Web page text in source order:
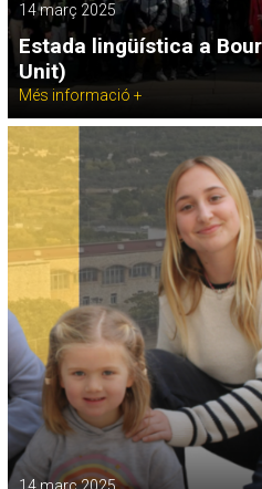
14 març 2025
Estada lingüística a
Unit)
Més informació +